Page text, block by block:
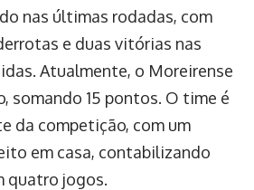
nas últimas rodadas, com
e duas vitórias nas
Atualmente, o Moreirense
somando 15 pontos. O time é
da competição, com um
em casa, contabilizando
quatro jogos.